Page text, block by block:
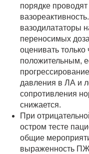
порядке
вазодилататоры
переносимых
оценивать
положительным,
давления в ЛА и
сопротивления
снижается.
При
остром тесте
общие
выраженность